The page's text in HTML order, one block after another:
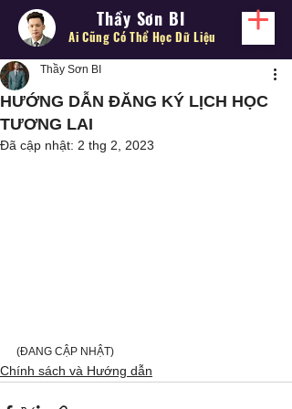
Thầy Sơn BI
Ai Cũng Có Thể Học Dữ Liệu
HƯỚNG DẪN ĐĂNG KÝ LỊCH HỌC
TƯƠNG LAI
Thầy Sơn BI
Đã cập nhật: 2 thg 2, 2023
(ĐANG CẬP NHẬT)
Chính sách và Hướng dẫn